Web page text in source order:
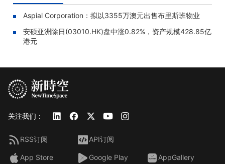
Aspial Corporation：拟以3355万澳元出售布里斯班物业
安硕亚洲除日(03010.HK)盘中涨0.82%，资产规模428.85亿
港元
关注我们：
RSS订阅 API订阅
App Store Google Play AppGallery